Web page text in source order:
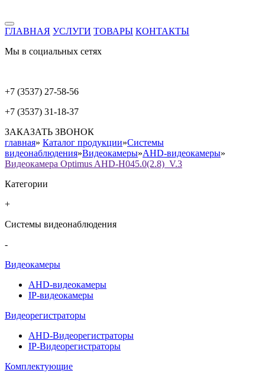
ГЛАВНАЯ УСЛУГИ ТОВАРЫ КОНТАКТЫ
Мы в социальных сетях
+7 (3537) 27-58-56
+7 (3537) 31-18-37
ЗАКАЗАТЬ ЗВОНОК
главная» Каталог продукции»Системы
видеонаблюдения»Видеокамеры»AHD-видеокамеры»
Видеокамера Optimus AHD-H045.0(2.8)_V.3
Категории
+
Системы видеонаблюдения
-
Видеокамеры
AHD-видеокамеры
IP-видеокамеры
Видеорегистраторы
AHD-Видеорегистраторы
IP-Видеорегистраторы
Комплектующие